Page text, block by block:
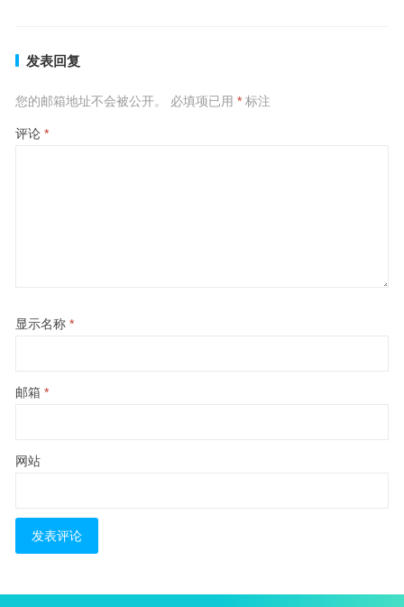
发表回复
您的邮箱地址不会被公开。 必填项已用 *标注
评论 *
显示名称 *
邮箱 *
网站